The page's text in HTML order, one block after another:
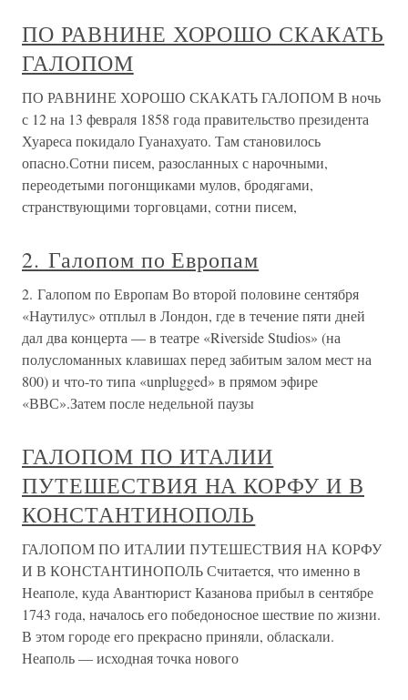
ПО РАВНИНЕ ХОРОШО СКАКАТЬ
ГАЛОПОМ
ПО РАВНИНЕ ХОРОШО СКАКАТЬ ГАЛОПОМ В ночь
с 12 на 13 февраля 1858 года правительство президента
Хуареса покидало Гуанахуато. Там становилось
опасно.Сотни писем, разосланных с нарочными,
переодетыми погонщиками мулов, бродягами,
странствующими торговцами, сотни писем,
2. Галопом по Европам
2. Галопом по Европам Во второй половине сентября
«Наутилус» отплыл в Лондон, где в течение пяти дней
дал два концерта — в театре «Riverside Studios» (на
полусломанных клавишах перед забитым залом мест на
800) и что-то типа «unplugged» в прямом эфире
«ВВС».Затем после недельной паузы
ГАЛОПОМ ПО ИТАЛИИ
ПУТЕШЕСТВИЯ НА КОРФУ И В
КОНСТАНТИНОПОЛЬ
ГАЛОПОМ ПО ИТАЛИИ ПУТЕШЕСТВИЯ НА КОРФУ
И В КОНСТАНТИНОПОЛЬ Считается, что именно в
Неаполе, куда Авантюрист Казанова прибыл в сентябре
1743 года, началось его победоносное шествие по жизни.
В этом городе его прекрасно приняли, обласкали.
Неаполь — исходная точка нового